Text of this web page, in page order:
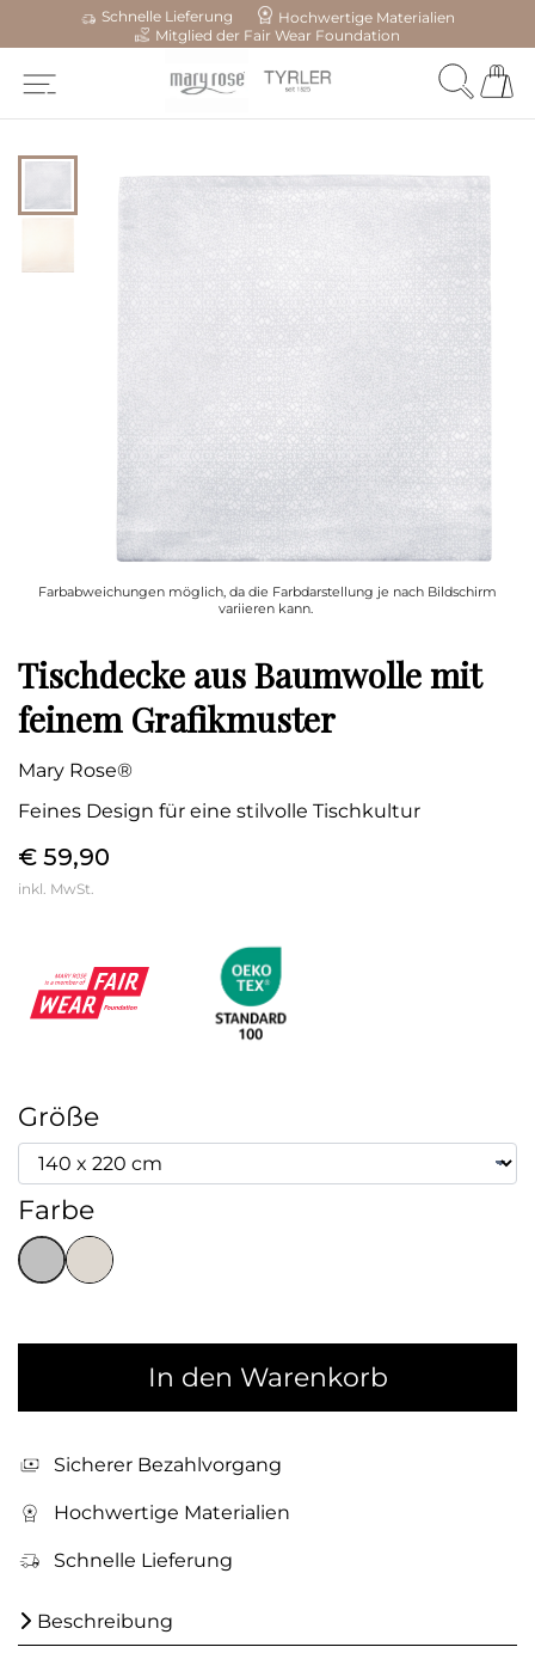
Schnelle Lieferung
Hochwertige Materialien
Mitglied der Fair Wear Foundation
Farbabweichungen möglich, da die Farbdarstellung je nach Bildschirm
variieren kann.
Tischdecke aus Baumwolle mit
feinem Grafikmuster
Mary Rose®
Feines Design für eine stilvolle Tischkultur
€ 59,90
inkl. MwSt.
Größe
Farbe
In den Warenkorb
Sicherer Bezahlvorgang
Hochwertige Materialien
Schnelle Lieferung
Beschreibung